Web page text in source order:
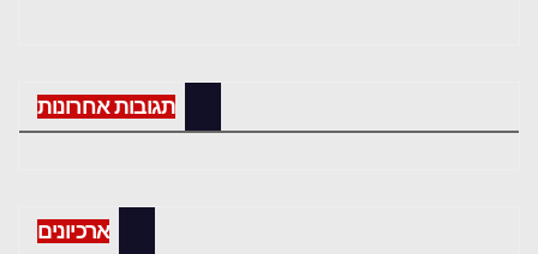
תגובות אחרונות
ארכיונים